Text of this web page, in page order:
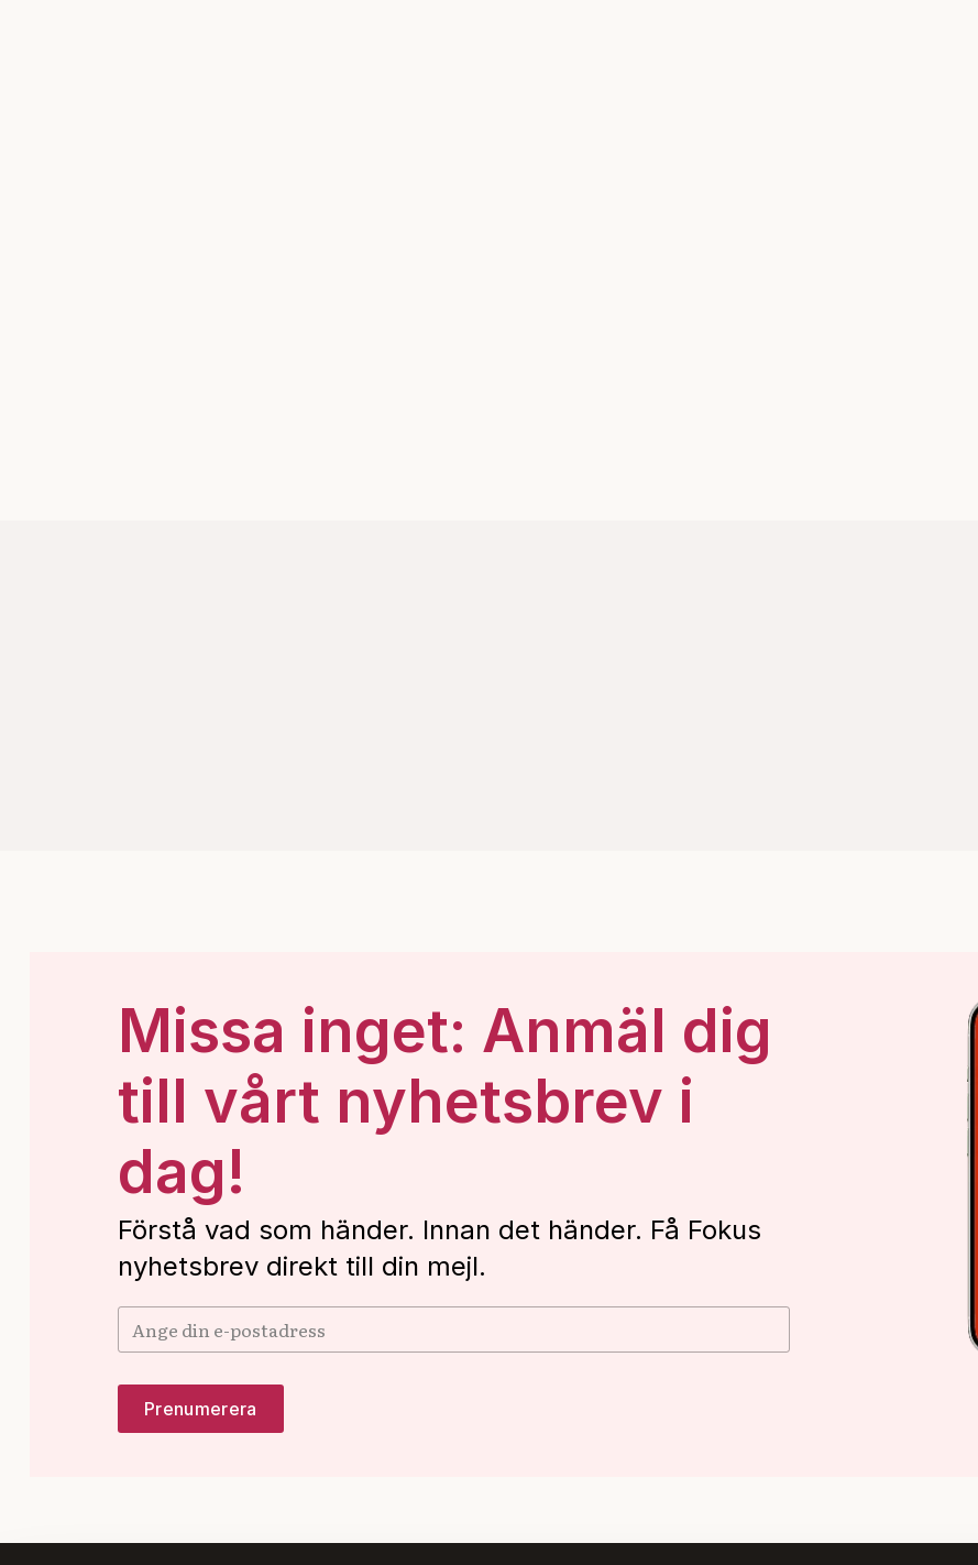
Missa inget: Anmäl dig
till vårt nyhetsbrev i
dag!
Förstå vad som händer. Innan det händer. Få Fokus
nyhetsbrev direkt till din mejl.